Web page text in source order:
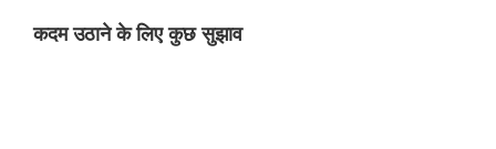
कदमउठानेकेलिएकुछसुझाव